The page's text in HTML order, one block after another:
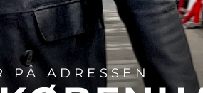
PÅ ADRESSEN